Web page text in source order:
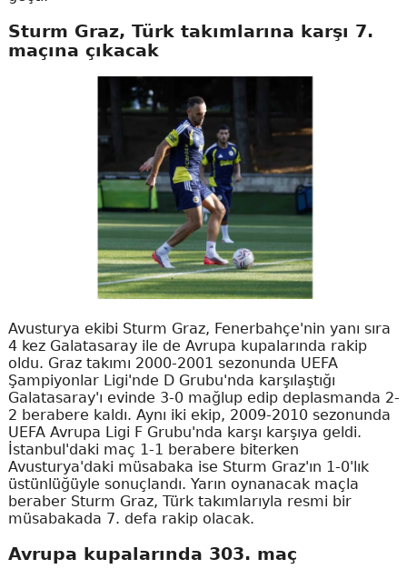
Sturm Graz, Türk takımlarına karşı 7.
maçına çıkacak
Avusturya ekibi Sturm Graz, Fenerbahçe'nin yanı sıra
4 kez Galatasaray ile de Avrupa kupalarında rakip
oldu. Graz takımı 2000-2001 sezonunda UEFA
Şampiyonlar Ligi'nde D Grubu'nda karşılaştığı
Galatasaray'ı evinde 3-0 mağlup edip deplasmanda 2-
2 berabere kaldı. Aynı iki ekip, 2009-2010 sezonunda
UEFA Avrupa Ligi F Grubu'nda karşı karşıya geldi.
İstanbul'daki maç 1-1 berabere biterken
Avusturya'daki müsabaka ise Sturm Graz'ın 1-0'lık
üstünlüğüyle sonuçlandı. Yarın oynanacak maçla
beraber Sturm Graz, Türk takımlarıyla resmi bir
müsabakada 7. defa rakip olacak.
Avrupa kupalarında 303. maç